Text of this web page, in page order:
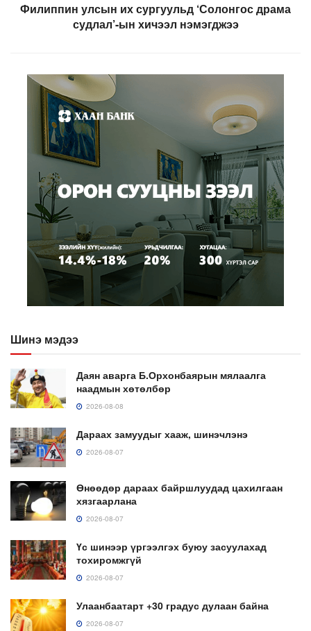
Филиппин улсын их сургуульд ‘Солонгос драма
судлал’-ын хичээл нэмэгджээ
Шинэ мэдээ
Даян аварга Б.Орхонбаярын мялаалга
наадмын хөтөлбөр
2026-08-08
Дараах замуудыг хааж, шинэчлэнэ
2026-08-07
Өнөөдөр дараах байршлуудад цахилгаан
хязгаарлана
2026-08-07
Үс шинээр үргээлгэх буюу засуулахад
тохиромжгүй
2026-08-07
Улаанбаатарт +30 градус дулаан байна
2026-08-07